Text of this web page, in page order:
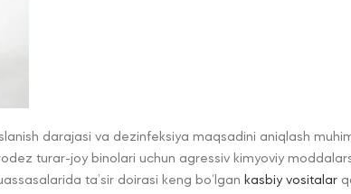
darajasi va dezinfeksiya maqsadini aniqlash
turar-joy binolari uchun agressiv kimyoviy
ta’sir doirasi keng bo‘lgan kasbiy vositalar